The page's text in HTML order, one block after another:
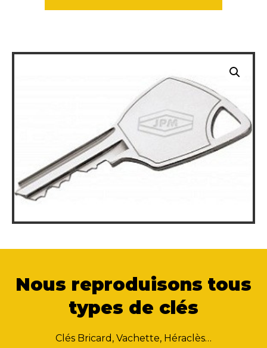
Nous reproduisons tous
types de clés
Clés Bricard, Vachette, Héraclès…